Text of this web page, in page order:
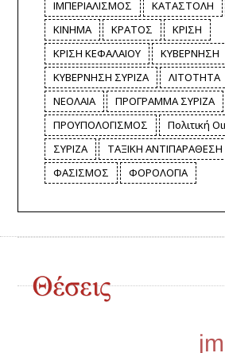
ΙΜΠΕΡΙΑΛΙΣΜΟΣ
ΚΑΤΑΣΤΟΛΗ
ΚΙΝΗΜΑ
ΚΡΑΤΟΣ
ΚΡΙΣΗ
ΚΡΙΣΗ ΚΕΦΑΛΑΙΟΥ
ΚΥΒΕΡΝΗΣΗ
ΚΥΒΕΡΝΗΣΗ ΣΥΡΙΖΑ
ΛΙΤΟΤΗΤΑ
ΝΕΟΛΑΙΑ
ΠΡΟΓΡΑΜΜΑ ΣΥΡΙΖΑ
ΠΡΟΥΠΟΛΟΓΙΣΜΟΣ
Πολιτική
ΣΥΡΙΖΑ
ΤΑΞΙΚΗ ΑΝΤΙΠΑΡΑΘΕΣΗ
ΦΑΣΙΣΜΟΣ
ΦΟΡΟΛΟΓΙΑ